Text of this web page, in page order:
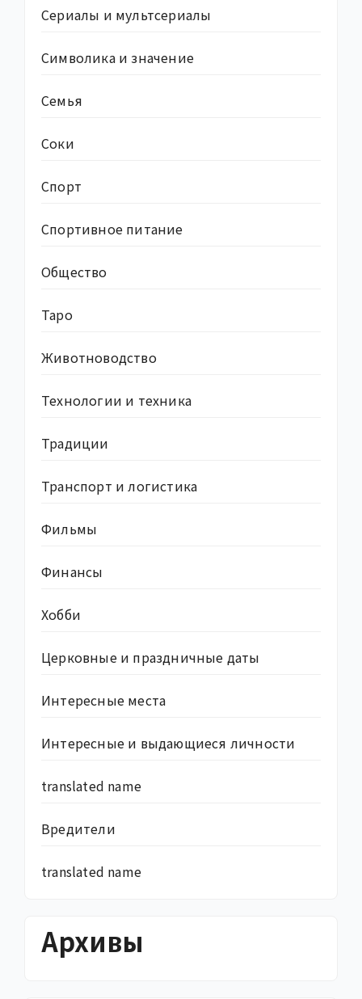
Сериалы и мультсериалы
Символика и значение
Семья
Соки
Спорт
Спортивное питание
Общество
Таро
Животноводство
Технологии и техника
Традиции
Транспорт и логистика
Фильмы
Финансы
Хобби
Церковные и праздничные даты
Интересные места
Интересные и выдающиеся личности
translated name
Вредители
translated name
Архивы